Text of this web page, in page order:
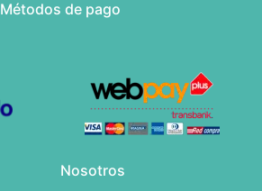
Métodos de pago
Nosotros